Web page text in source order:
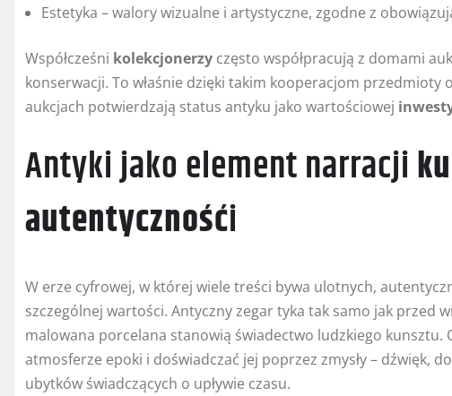
Estetyka – walory wizualne i artystyczne, zgodne z
Współcześni kolekcjonerzy często współpracują z domami
konserwacji. To właśnie dzięki takim kooperacjom przedmioty
aukcjach potwierdzają status antyku jako wartościowej
Antyki jako element narracji
autentycznośći
W erze cyfrowej, w której wiele treści bywa ulotnych,
szczególnej wartości. Antyczny zegar tyka tak samo jak przed
malowana porcelana stanowią świadectwo ludzkiego kunsztu.
atmosferze epoki i doświadczać jej poprzez zmysły – dźwięk,
ubytków świadczących o upływie czasu.